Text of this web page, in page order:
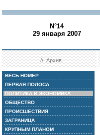
N°14
29 января 2007
//Архив
ВЕСЬ НОМЕР
ПЕРВАЯ ПОЛОСА
ПОЛИТИКА И ЭКОНОМИКА
ОБЩЕСТВО
ПРОИСШЕСТВИЯ
ЗАГРАНИЦА
КРУПНЫМ ПЛАНОМ